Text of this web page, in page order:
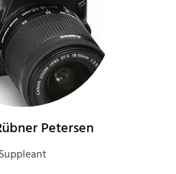
Petersen
Suppleant